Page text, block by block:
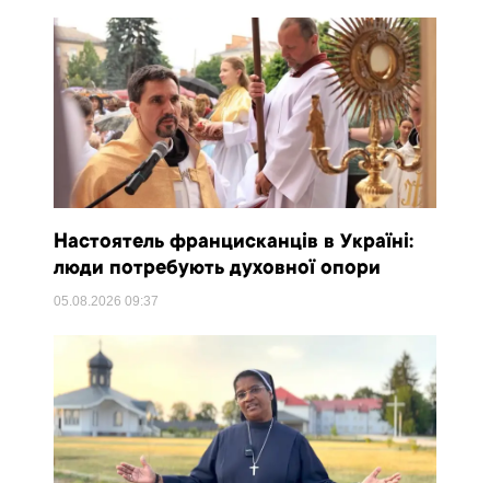
Настоятель францисканців в Україні:
люди потребують духовної опори
05.08.202609:37